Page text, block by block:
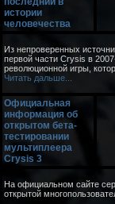
истории
человечества
Из непроверенных
первой части Crysis в
революционной игры,
Читать дальше...
Официальная
информация об
открытом бета-
тестировании
мультиплеера
Crysis 3
На официальном сайте
открытой